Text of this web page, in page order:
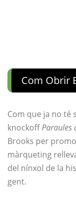
Com Obrir
Com que ja no té
knockoffParaules
Brooks per
màrqueting
del nínxol de la
gent.